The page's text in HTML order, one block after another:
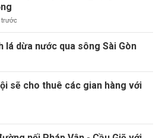
trước
lá dừa nước qua sông Sài Gòn
sẽ cho thuê các gian hàng với